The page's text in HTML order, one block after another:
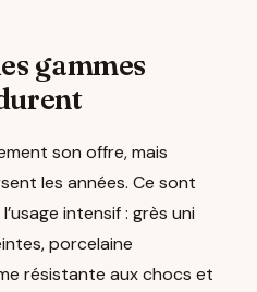
gammes
son offre, mais
les années. Ce sont
intensif : grès uni
porcelaine
résistante aux chocs et